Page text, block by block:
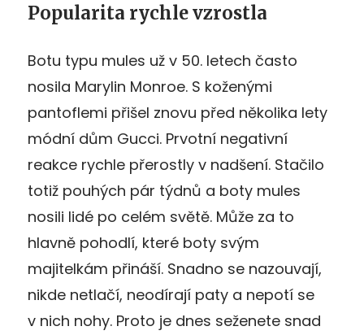
Popularita rychle vzrostla
Botu typu mules už v 50. letech často
nosila Marylin Monroe. S koženými
pantoflemi přišel znovu před několika lety
módní dům Gucci. Prvotní negativní
reakce rychle přerostly v nadšení. Stačilo
totiž pouhých pár týdnů a boty mules
nosili lidé po celém světě. Může za to
hlavně pohodlí, které boty svým
majitelkám přináší. Snadno se nazouvají,
nikde netlačí, neodírají paty a nepotí se
v nich nohy. Proto je dnes seženete snad